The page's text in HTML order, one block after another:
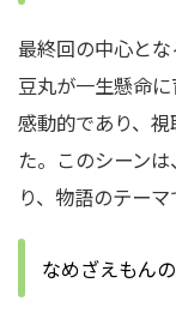
最終回の中心とな
豆丸が一生懸命
感動的であり、
た。 このシーン
り、物語のテー
なめざえもん